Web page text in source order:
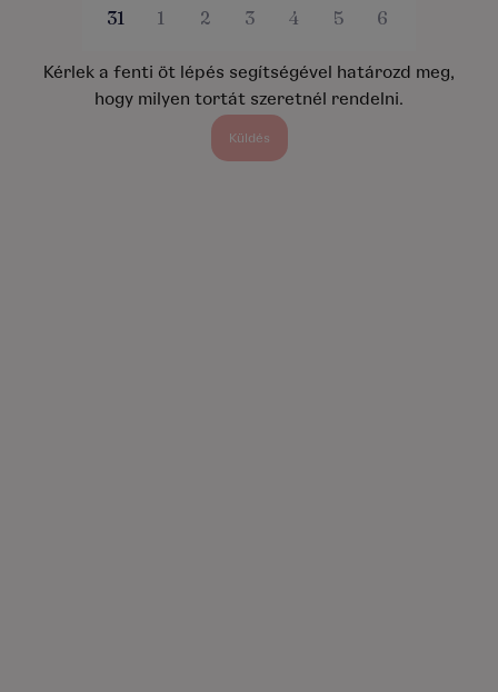
31
1 2 3 4 5 6
Kérlek a fenti öt lépés segítségével határozd meg,
hogy milyen tortát szeretnél rendelni.
Küldés